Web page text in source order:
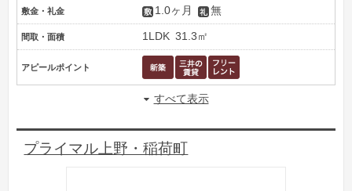
敷金・礼金 1.0ヶ月 無
間取・面積 1LDK 31.3㎡
アピールポイント
すべて表示
プライマル上野・稲荷町